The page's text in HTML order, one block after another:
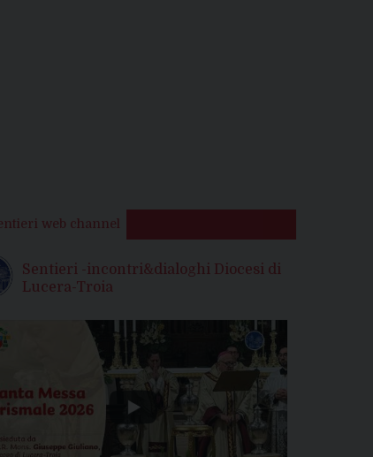
web channel
Sentieri -incontri&dialoghi Diocesi di
Lucera-Troia